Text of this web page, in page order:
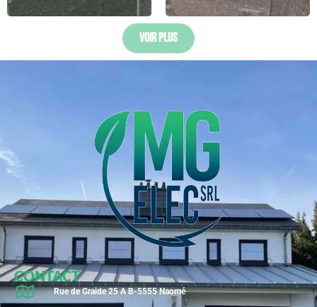
Voir Plus
CONTACT
Rue de Graide 25 A B-5555 Naomé